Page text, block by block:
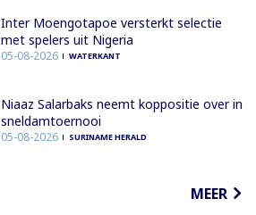
Inter Moengotapoe versterkt selectie
met spelers uit Nigeria
05-08-2026 WATERKANT
Niaaz Salarbaks neemt koppositie over in
sneldamtoernooi
05-08-2026 SURINAME HERALD
MEER